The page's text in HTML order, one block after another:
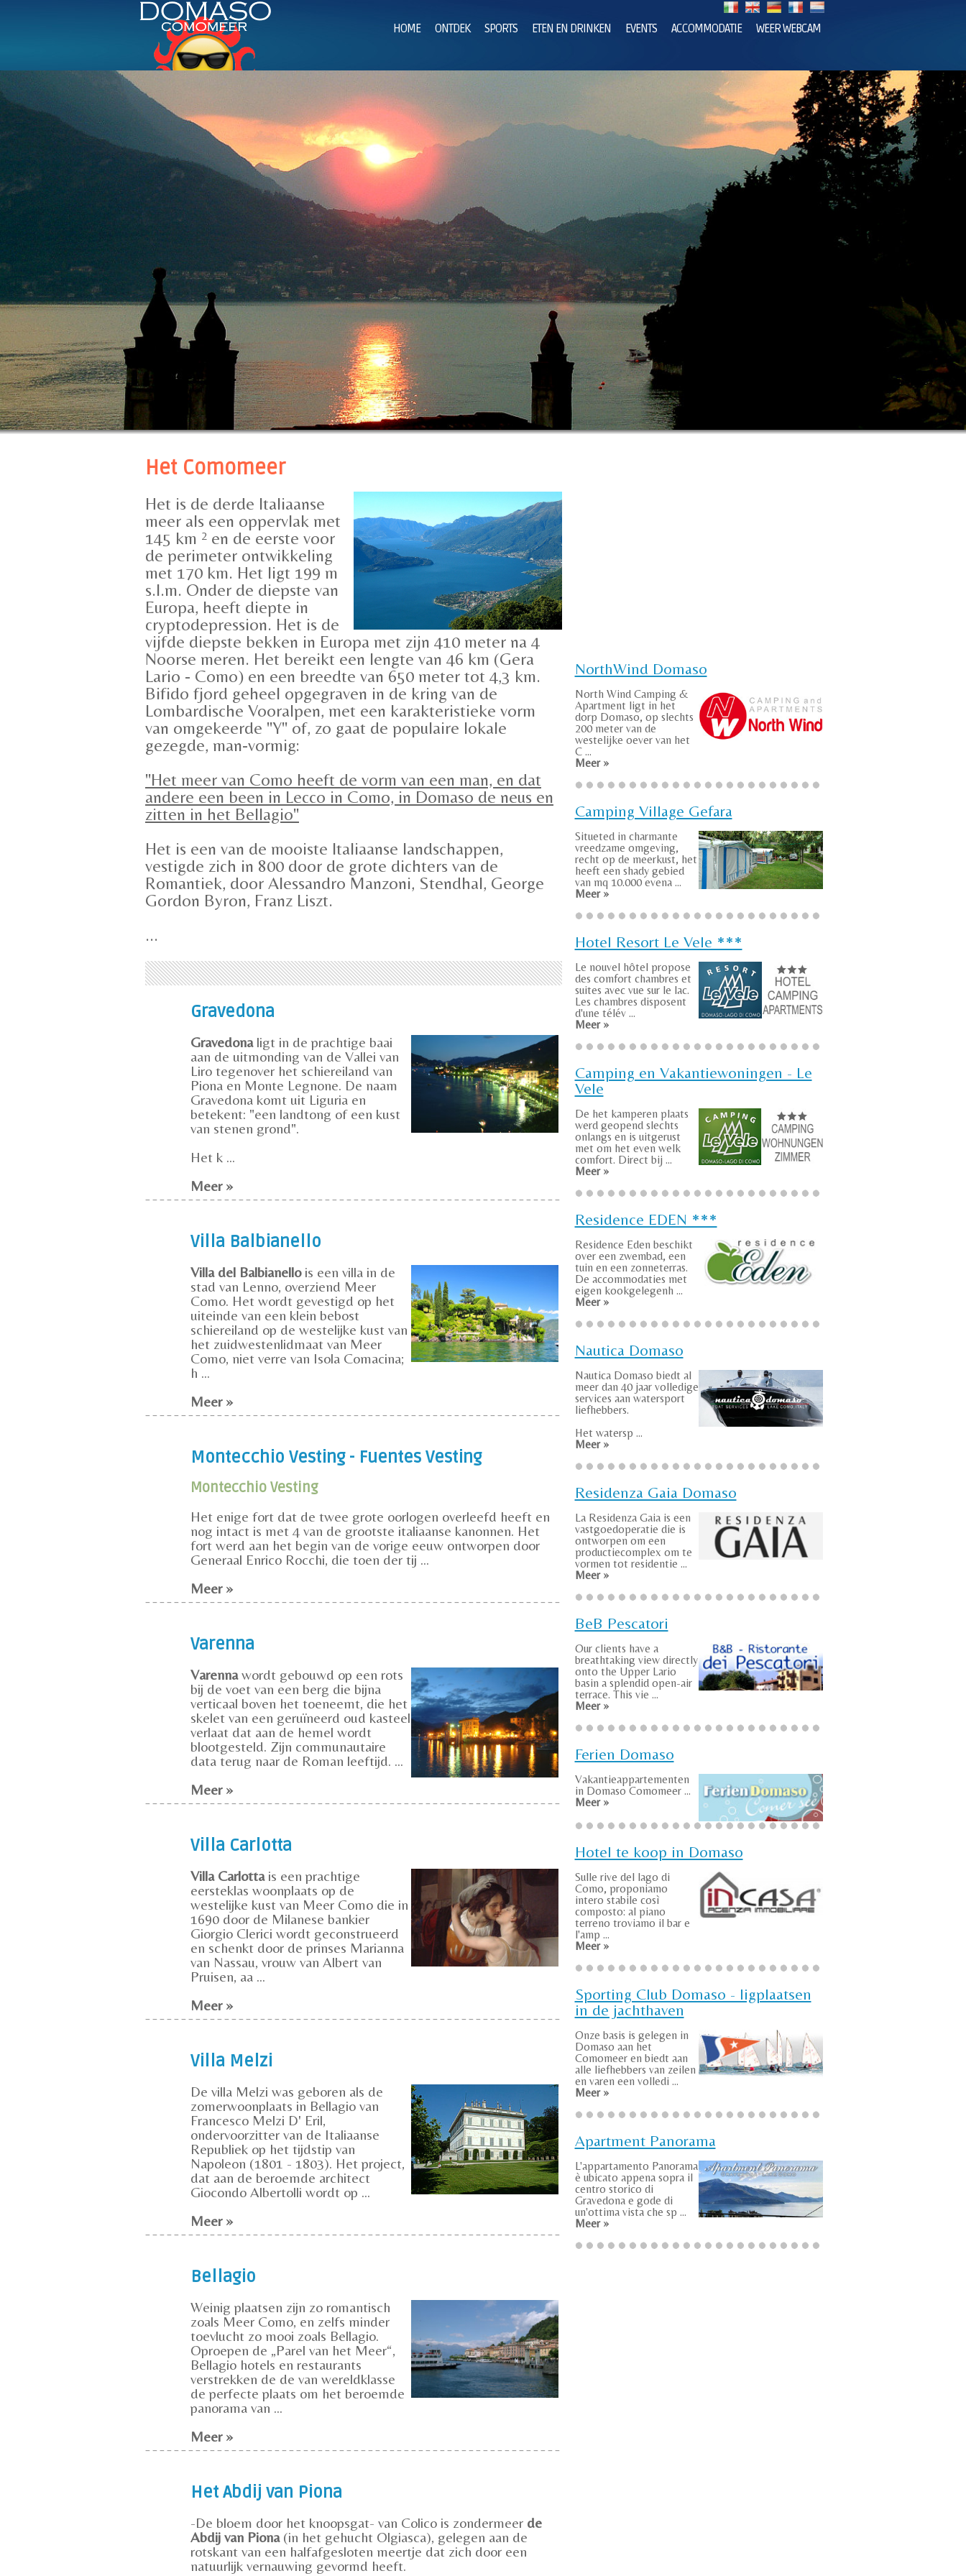
HOME ONTDEK SPORTS ETEN EN DRINKEN EVENTS ACCOMMODATIE WEER WEBCAM
Het Comomeer
Het is de derde Italiaanse
meer als een oppervlak met
145 km ² en de eerste voor
de perimeter ontwikkeling
met 170 km. Het ligt 199 m
s.l.m. Onder de diepste van
Europa, heeft diepte in
cryptodepression. Het is de
vijfde diepste bekken in Europa met zijn 410 meter na 4
Noorse meren. Het bereikt een lengte van 46 km (Gera
Lario - Como) en een breedte van 650 meter tot 4,3 km.
Bifido fjord geheel opgegraven in de kring van de
Lombardische Vooralpen, met een karakteristieke vorm
van omgekeerde "Y" of, zo gaat de populaire lokale
gezegde, man-vormig:
"Het meer van Como heeft de vorm van een man, en dat
andere een been in Lecco in Como, in Domaso de neus en
zitten in het Bellagio"
Het is een van de mooiste Italiaanse landschappen,
vestigde zich in 800 door de grote dichters van de
Romantiek, door Alessandro Manzoni, Stendhal, George
Gordon Byron, Franz Liszt.
...
Gravedona
Gravedona ligt in de prachtige baai
aan de uitmonding van de Vallei van
Liro tegenover het schiereiland van
Piona en Monte Legnone. De naam
Gravedona komt uit Liguria en
betekent: "een landtong of een kust
van stenen grond".
Het k ...
Meer »
Villa Balbianello
Villa del Balbianellois een villa in de
stad van Lenno, overziend Meer
Como. Het wordt gevestigd op het
uiteinde van een klein bebost
schiereiland op de westelijke kust van
het zuidwestenlidmaat van Meer
Como, niet verre van Isola Comacina;
h ...
Meer »
Montecchio Vesting - Fuentes Vesting
Montecchio Vesting
Het enige fort dat de twee grote oorlogen overleefd heeft en
nog intact is met 4 van de grootste italiaanse kanonnen. Het
fort werd aan het begin van de vorige eeuw ontworpen door
Generaal Enrico Rocchi, die toen der tij ...
Meer »
Varenna
Varenna wordt gebouwd op een rots
bij de voet van een berg die bijna
verticaal boven het toeneemt, die het
skelet van een geruïneerd oud kasteel
verlaat dat aan de hemel wordt
blootgesteld. Zijn communautaire
data terug naar de Roman leeftijd. ...
Meer »
Villa Carlotta
Villa Carlotta is een prachtige
eersteklas woonplaats op de
westelijke kust van Meer Como die in
1690 door de Milanese bankier
Giorgio Clerici wordt geconstrueerd
en schenkt door de prinses Marianna
van Nassau, vrouw van Albert van
Pruisen, aa ...
Meer »
Villa Melzi
De villa Melzi was geboren als de
zomerwoonplaats in Bellagio van
Francesco Melzi D' Eril,
ondervoorzitter van de Italiaanse
Republiek op het tijdstip van
Napoleon (1801 - 1803). Het project,
dat aan de beroemde architect
Giocondo Albertolli wordt op ...
Meer »
Bellagio
Weinig plaatsen zijn zo romantisch
zoals Meer Como, en zelfs minder
toevlucht zo mooi zoals Bellagio.
Oproepen de „Parel van het Meer“,
Bellagio hotels en restaurants
verstrekken de de van wereldklasse
de perfecte plaats om het beroemde
panorama van ...
Meer »
Het Abdij van Piona
-De bloem door het knoopsgat- van Colico is zondermeer de
Abdij van Piona (in het gehucht Olgiasca), gelegen aan de
rotskant van een halfafgesloten meertje dat zich door een
natuurlijk vernauwing gevormd heeft.
NorthWind Domaso
North Wind Camping &
Apartment ligt in het
dorp Domaso, op slechts
200 meter van de
westelijke oever van het
C ...
Meer »
Camping Village Gefara
Situeted in charmante
vreedzame omgeving,
recht op de meerkust, het
heeft een shady gebied
van mq 10.000 evena ...
Meer »
Hotel Resort Le Vele ***
Le nouvel hôtel propose
des comfort chambres et
suites avec vue sur le lac.
Les chambres disposent
d'une télév ...
Meer »
Camping en Vakantiewoningen - Le
Vele
De het kamperen plaats
werd geopend slechts
onlangs en is uitgerust
met om het even welk
comfort. Direct bij ...
Meer »
Residence EDEN ***
Residence Eden beschikt
over een zwembad, een
tuin en een zonneterras.
De accommodaties met
eigen kookgelegenh ...
Meer »
Nautica Domaso
Nautica Domaso biedt al
meer dan 40 jaar volledige
services aan watersport
liefhebbers.
Het watersp ...
Meer »
Residenza Gaia Domaso
La Residenza Gaia is een
vastgoedoperatie die is
ontworpen om een
productiecomplex om te
vormen tot residentie ...
Meer »
BeB Pescatori
Our clients have a
breathtaking view directly
onto the Upper Lario
basin a splendid open-air
terrace. This vie ...
Meer »
Ferien Domaso
Vakantieappartementen
in Domaso Comomeer ...
Meer »
Hotel te koop in Domaso
Sulle rive del lago di
Como, proponiamo
intero stabile così
composto: al piano
terreno troviamo il bar e
l'amp ...
Meer »
Sporting Club Domaso - ligplaatsen
in de jachthaven
Onze basis is gelegen in
Domaso aan het
Comomeer en biedt aan
alle liefhebbers van zeilen
en varen een volledi ...
Meer »
Apartment Panorama
L'appartamento Panorama
è ubicato appena sopra il
centro storico di
Gravedona e gode di
un'ottima vista che sp ...
Meer »